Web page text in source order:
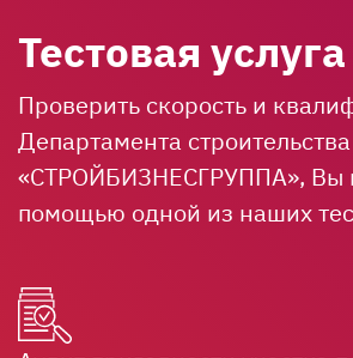
Тестовая услуга
Проверить скорость и
Департамента строительства
«СТРОЙБИЗНЕСГРУППА», Вы
помощью одной из наших